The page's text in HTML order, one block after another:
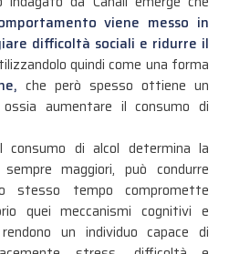
viene messo in
difficoltà sociali e ridurre il
quindi come una forma
che però spesso ottiene un
aumentare il consumo di
consumo di alcol determina la
maggiori, può condurre
stesso tempo compromette
quei meccanismi cognitivi e
un individuo capace di